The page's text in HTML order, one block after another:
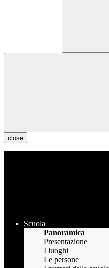
close
Scuola
Panoramica
Presentazione
I luoghi
Le persone